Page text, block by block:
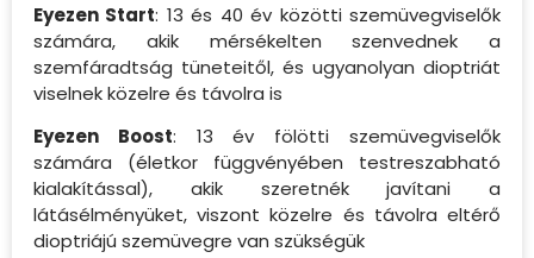
Eyezen Start: 13 és 40 év közötti szemüvegviselők
számára, akik mérsékelten szenvednek a
szemfáradtság tüneteitől, és ugyanolyan dioptriát
viselnek közelre és távolra is
Eyezen Boost: 13 év fölötti szemüvegviselők
számára (életkor függvényében testreszabható
kialakítással), akik szeretnék javítani a
látásélményüket, viszont közelre és távolra eltérő
dioptriájú szemüvegre van szükségük